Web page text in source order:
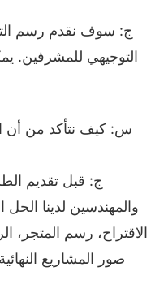
ج: سوف نقدم رسم
التوجيهي للمشرفين.
س: كيف نتأكد من أن
ج: قبل تقديم
والمهندسين لدينا
الاقتراح، رسم المتجر،
صور المشاريع